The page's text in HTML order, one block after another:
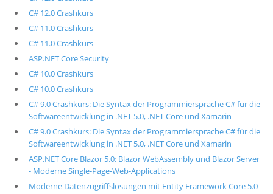
C# 12.0 Crashkurs
C# 11.0 Crashkurs
C# 11.0 Crashkurs
ASP.NET Core Security
C# 10.0 Crashkurs
C# 10.0 Crashkurs
C# 9.0 Crashkurs: Die Syntax der Programmiersprache C# für die
Softwareentwicklung in .NET 5.0, .NET Core und Xamarin
C# 9.0 Crashkurs: Die Syntax der Programmiersprache C# für die
Softwareentwicklung in .NET 5.0, .NET Core und Xamarin
ASP.NET Core Blazor 5.0: Blazor WebAssembly und Blazor Server
- Moderne Single-Page-Web-Applications
Moderne Datenzugriffslösungen mit Entity Framework Core 5.0